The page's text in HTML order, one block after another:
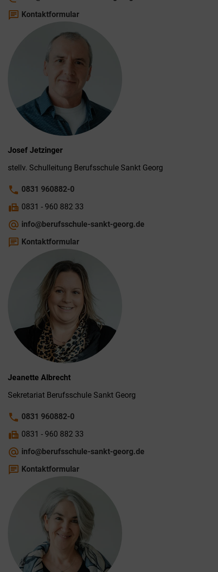
chat Kontaktformular
Josef Jetzinger
stellv. Schul­leitung Berufs­schule Sankt Georg
phone 0831 960882-0
fax 0831 - 960 882 33
alternate_email info@berufsschule-sankt-georg.de
chat Kontaktformular
Jeanette Albrecht
Sekretariat Berufs­schule Sankt Georg
phone 0831 960882-0
fax 0831 - 960 882 33
alternate_email info@berufsschule-sankt-georg.de
chat Kontaktformular